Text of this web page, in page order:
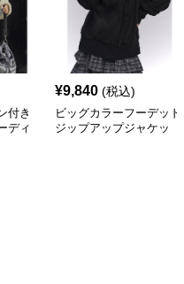
付き
ディ
¥9,840 (税込)
ビッグカラーフーデッド
ジップアップジャケッ